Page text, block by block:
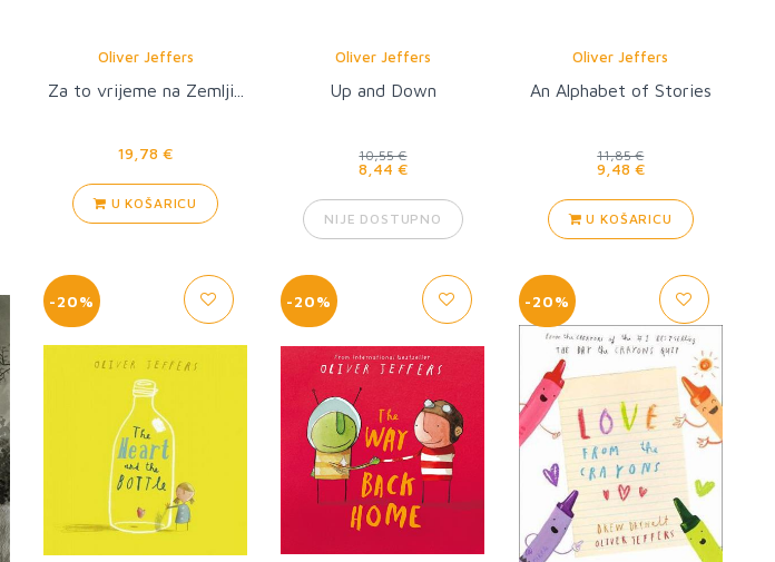
Oliver Jeffers
Za to vrijeme na Zemlji...
19,78 €
U KOŠARICU
Oliver Jeffers
Up and Down
10,55 €
8,44 €
NIJE DOSTUPNO
Oliver Jeffers
An Alphabet of Stories
11,85 €
9,48 €
U KOŠARICU
-20% -20% -20%